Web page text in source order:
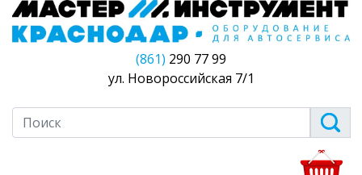
(861) 290 77 99
ул. Новороссийская 7/1